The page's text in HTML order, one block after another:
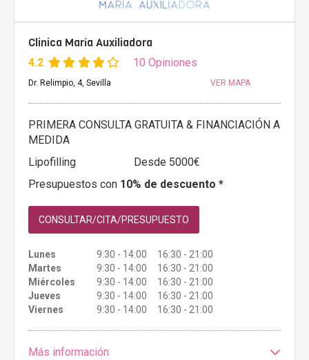
Clinica María Auxiliadora
4.2 10 Opiniones
Dr. Relimpio, 4, Sevilla VER MAPA
PRIMERA CONSULTA GRATUITA & FINANCIACIÓN A
MEDIDA
Lipofilling
Desde 5000€
Presupuestos con 10% de descuento *
CONSULTAR/CITA/PRESUPUESTO
Lunes
9:30 - 14:00 16:30 - 21:00
Martes
9:30 - 14:00 16:30 - 21:00
Miércoles
9:30 - 14:00 16:30 - 21:00
Jueves
9:30 - 14:00 16:30 - 21:00
Viernes
9:30 - 14:00 16:30 - 21:00
Más información